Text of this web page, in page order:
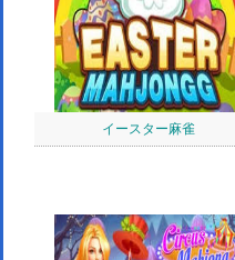
イースター麻雀